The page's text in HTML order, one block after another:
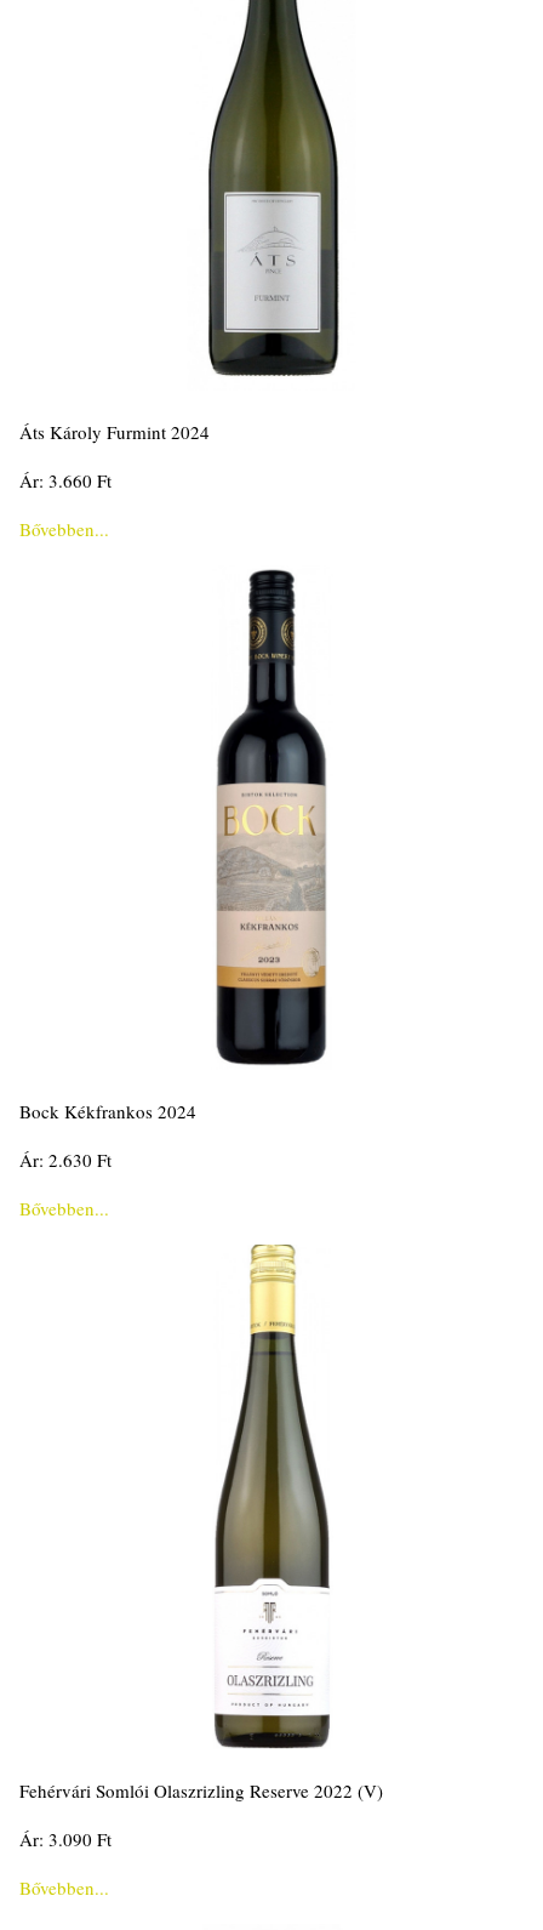
Áts Károly Furmint 2024
Ár: 3.660 Ft
Bővebben...
Bock Kékfrankos 2024
Ár: 2.630 Ft
Bővebben...
Fehérvári Somlói Olaszrizling Reserve 2022 (V)
Ár: 3.090 Ft
Bővebben...